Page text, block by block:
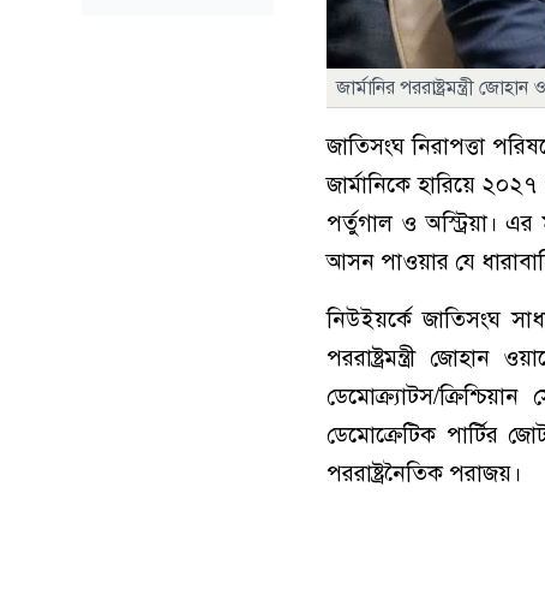
জার্মানির পররাষ্ট্রমন্ত্রী
জাতিসংঘ নিরাপত্তা
জার্মানিকে হারিয়ে
পর্তুগাল ও অস্ট্রিয়া।
আসন পাওয়ার যে
নিউইয়র্কে জাতিসংঘ
পররাষ্ট্রমন্ত্রী জোহান
ডেমোক্র্যাটস/
ডেমোক্রেটিক পার্টির
পররাষ্ট্রনৈতিক পরাজয়।